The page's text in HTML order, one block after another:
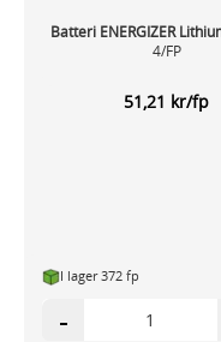
Batteri ENERGIZER
4/FP
51,21 kr/fp
I lager 372 fp
-